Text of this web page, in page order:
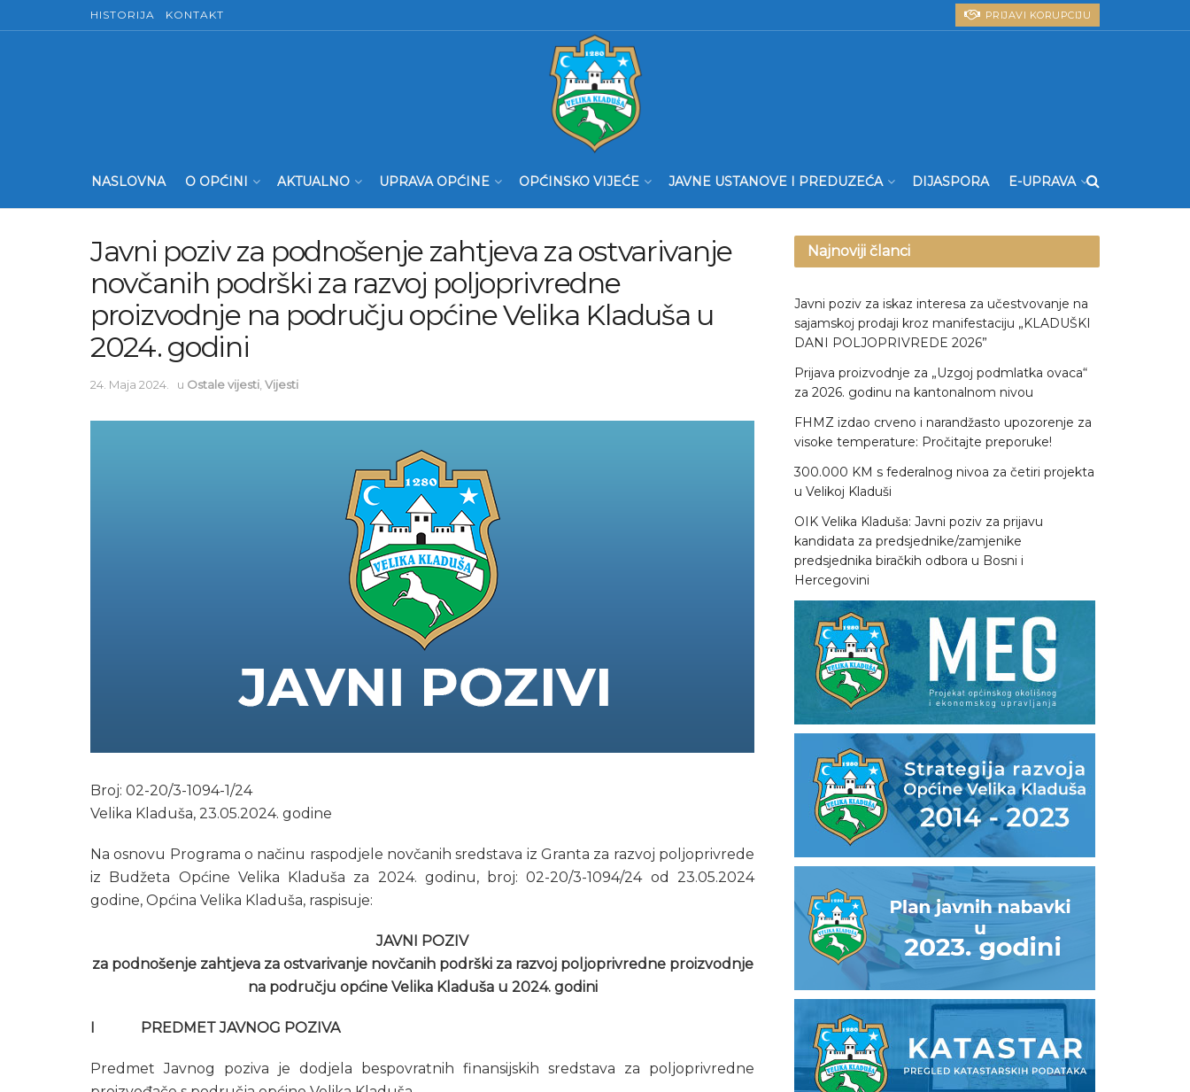
HISTORIJA KONTAKT PRIJAVI KORUPCIJU
NASLOVNA O OPĆINI AKTUALNO UPRAVA OPĆINE OPĆINSKO VIJEĆE JAVNE USTANOVE I PREDUZEĆA DIJASPORA E-UPRAVA
Javni poziv za podnošenje zahtjeva za ostvarivanje
novčanih podrški za razvoj poljoprivredne
proizvodnje na području općine Velika Kladuša u
2024. godini
24. Maja 2024. u Ostale vijesti Vijesti
Broj: 02-20/3-1094-1/24
Velika Kladuša, 23.05.2024. godine
Na osnovu Programa o načinu raspodjele novčanih sredstava iz Granta za razvoj poljoprivrede
iz Budžeta Općine Velika Kladuša za 2024. godinu, broj: 02-20/3-1094/24 od 23.05.2024
godine, Općina Velika Kladuša, raspisuje:
JAVNI POZIV
za podnošenje zahtjeva za ostvarivanje novčanih podrški za razvoj poljoprivredne proizvodnje
na području općine Velika Kladuša u 2024. godini
I PREDMET JAVNOG POZIVA
Predmet Javnog poziva je dodjela bespovratnih finansijskih sredstava za poljoprivredne
Najnoviji članci
Javni poziv za iskaz interesa za učestvovanje na
sajamskoj prodaji kroz manifestaciju „KLADUŠKI
DANI POLJOPRIVREDE 2026”
Prijava proizvodnje za „Uzgoj podmlatka ovaca“
za 2026. godinu na kantonalnom nivou
FHMZ izdao crveno i narandžasto upozorenje za
visoke temperature: Pročitajte preporuke!
300.000 KM s federalnog nivoa za četiri projekta
u Velikoj Kladuši
OIK Velika Kladuša: Javni poziv za prijavu
kandidata za predsjednike/zamjenike
predsjednika biračkih odbora u Bosni i
Hercegovini